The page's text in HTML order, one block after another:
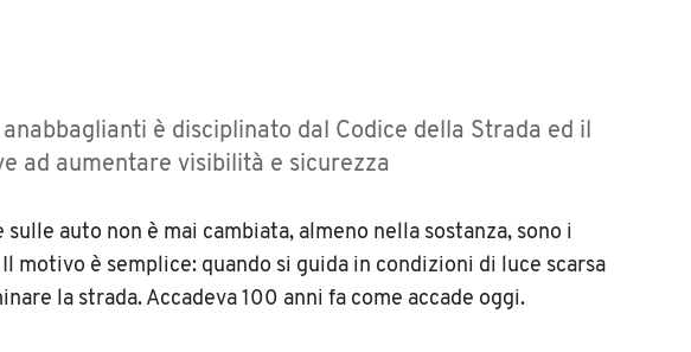
è disciplinato dal Codice della Strada ed il
ad aumentare visibilità e sicurezza
sulle auto non è mai cambiata, almeno nella sostanza, sono i
Il motivo è semplice: quando si guida in condizioni di luce scarsa
la strada. Accadeva 100 anni fa come accade oggi.